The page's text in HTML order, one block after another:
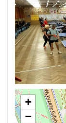
+
−